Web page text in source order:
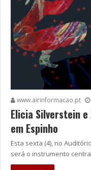
www.airinformacao.pt
Elicia Silverstein
em Espinho
Esta sexta (4), no
será o instrumento